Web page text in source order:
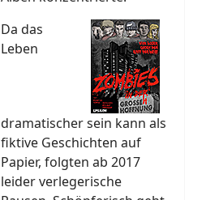
Da das
Leben
dramatischer sein kann als
fiktive Geschichten auf
Papier, folgten ab 2017
leider verlegerische